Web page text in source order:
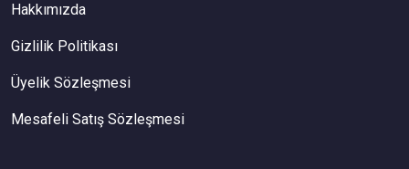
Hakkımızda
Gizlilik Politikası
Üyelik Sözleşmesi
Mesafeli Satış Sözleşmesi